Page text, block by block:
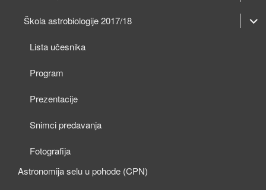
menu
Škola astrobiologije 2017/18
Lista učesnika
Program
Prezentacije
Snimci predavanja
Fotografija
Astronomija selu u pohode (CPN)